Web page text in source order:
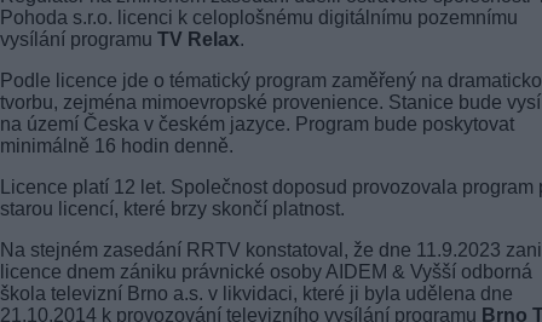
Pohoda s.r.o. licenci k celoplošnému digitálnímu pozemnímu
vysílání programu TV Relax.
Podle licence jde o tématický program zaměřený na
tvorbu, zejména mimoevropské provenience. Stanice bude
na území Česka v českém jazyce. Program bude poskytovat
minimálně 16 hodin denně.
Licence platí 12 let. Společnost doposud provozovala program
starou licencí, které brzy skončí platnost.
Na stejném zasedání RRTV konstatoval, že dne 11.9.2023
licence dnem zániku právnické osoby AIDEM & Vyšší odborná
škola televizní Brno a.s. v likvidaci, které ji byla udělena dne
21.10.2014 k provozování televizního vysílání programu Brno